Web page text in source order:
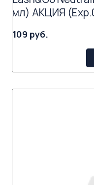
мл) АКЦИЯ
109 руб.